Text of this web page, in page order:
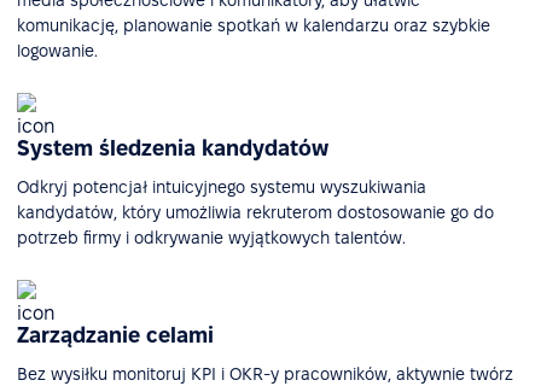
komunikację, planowanie spotkań w kalendarzu oraz szybkie
logowanie.
System śledzenia kandydatów
Odkryj potencjał intuicyjnego systemu wyszukiwania
kandydatów, który umożliwia rekruterom dostosowanie go do
potrzeb firmy i odkrywanie wyjątkowych talentów.
Zarządzanie celami
Bez wysiłku monitoruj KPI i OKR-y pracowników, aktywnie twórz